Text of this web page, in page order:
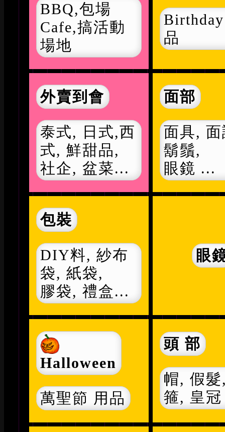
BBQ,包場
Cafe,搞活動
場地
品
外賣到會
泰式, 日式,西
式, 鮮甜品,
社企, 盆菜...
面部
面具,
鬍鬚,
眼鏡 ...
包裝
DIY料, 紗布
袋, 紙袋,
膠袋, 禮盒...
眼
Halloween
萬聖節 用品
頭 部
帽, 假
箍, 皇冠